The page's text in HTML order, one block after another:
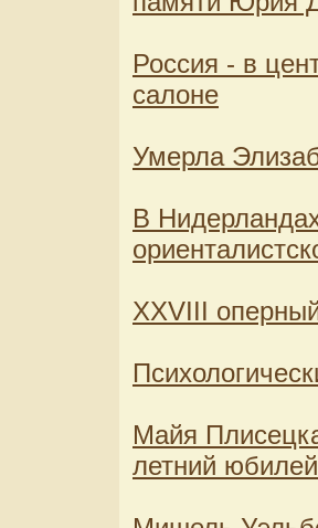
Россия - в
салоне
Умерла
В
ХХVIII
Майя
летний юбилей